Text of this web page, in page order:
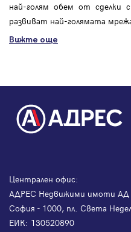
най-голям обем от сделки
развиват най-голямата
Вижте още
Централен офис:
АДРЕС Недвижими имоти АД
София - 1000, пл. Света
ЕИК: 130520890